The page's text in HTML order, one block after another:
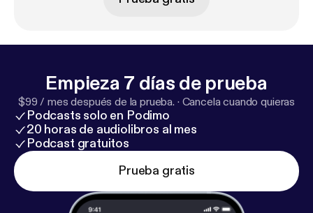
Empieza 7 días de prueba
$99 / mes después de la prueba. · Cancela cuando quieras
Podcasts solo en Podimo
20 horas de audiolibros al mes
Podcast gratuitos
Prueba gratis